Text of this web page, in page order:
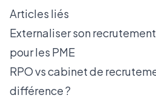
Articles liés
Externaliser son
pour les PME
RPO vs cabinet de
différence ?